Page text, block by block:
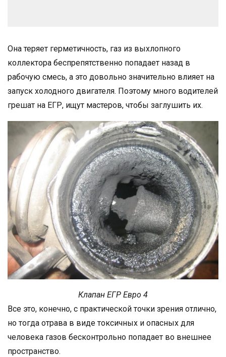
Она теряет герметичность, газ из выхлопного
коллектора беспрепятственно попадает назад в
рабочую смесь, а это довольно значительно влияет на
запуск холодного двигателя. Поэтому много водителей
грешат на ЕГР, ищут мастеров, чтобы заглушить их.
Клапан ЕГР Евро 4
Все это, конечно, с практической точки зрения отлично,
но тогда отрава в виде токсичных и опасных для
человека газов бесконтрольно попадает во внешнее
пространство.